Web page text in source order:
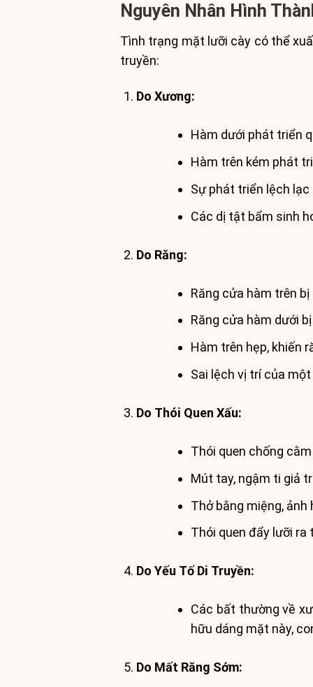
Nguyên Nhân Hình
Tình trạng mặt lưỡi cày có thể
truyền:
Do Xương:
Hàm dưới phát triển
Hàm trên kém phát
Sự phát triển lệch
Các dị tật bẩm sinh
Do Răng:
Răng cửa hàm trên
Răng cửa hàm dưới
Hàm trên hẹp, khiến
Sai lệch vị trí của
Do Thói Quen Xấu:
Thói quen chống
Mút tay, ngậm ti giả
Thở bằng miệng,
Thói quen đẩy lưỡi ra
Do Yếu Tố Di Truyền:
Các bất thường về
hữu dáng mặt này,
Do Mất Răng Sớm: